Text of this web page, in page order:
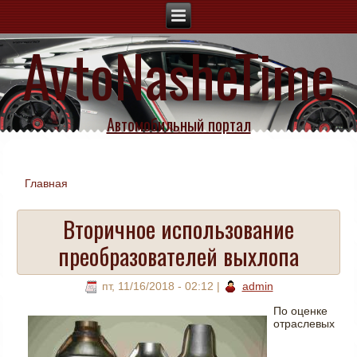
AvtoNasheTime
Автомобильный портал
Вы здесь
Главная
Вторичное использование
преобразователей выхлопа
пт, 11/16/2018 - 02:12 |
admin
По оценке
отраслевых